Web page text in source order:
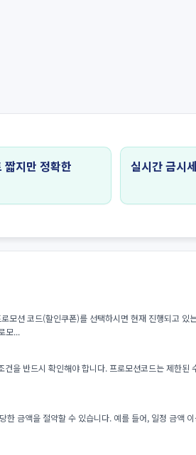
지만 정확한
실시간 금시
모션 코드(할인쿠폰)를 선택하시면 현재 진행되고 있
모...
을 반드시 확인해야 합니다. 프로모션코드는 제한된
금액을 절약할 수 있습니다. 예를 들어, 일정 금액